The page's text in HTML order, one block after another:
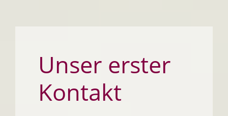
Unser erster
Kontakt